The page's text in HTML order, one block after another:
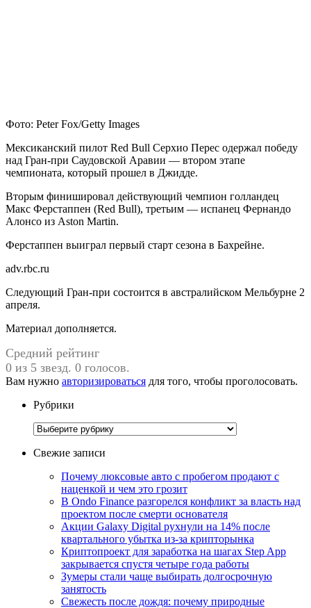
Фото: Peter Fox/Getty Images
Мексиканский пилот Red Bull Серхио Перес одержал победу
над Гран-при Саудовской Аравии — втором этапе
чемпионата, который прошел в Джидде.
Вторым финишировал действующий чемпион голландец
Макс Ферстаппен (Red Bull), третьим — испанец Фернандо
Алонсо из Aston Martin.
Ферстаппен выиграл первый старт сезона в Бахрейне.
adv.rbc.ru
Следующий Гран-при состоится в австралийском Мельбурне 2
апреля.
Материал дополняется.
Средний рейтинг
0 из 5 звезд. 0 голосов.
Вам нужно авторизироваться для того, чтобы проголосовать.
Рубрики
Рубрики
Свежие записи
Почему люксовые авто с пробегом продают с
наценкой и чем это грозит
В Ondo Finance разгорелся конфликт за власть над
проектом после смерти основателя
Акции Galaxy Digital рухнули на 14% после
квартального убытка из-за крипторынка
Криптопроект для заработка на шагах Step App
закрывается спустя четыре года работы
Зумеры стали чаще выбирать долгосрочную
занятость
Свежесть после дождя: почему природные